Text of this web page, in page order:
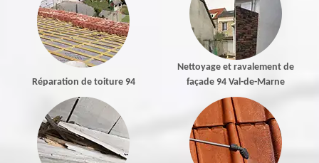
Réparation de toiture 94
Nettoyage et ravalement de
façade 94 Val-de-Marne